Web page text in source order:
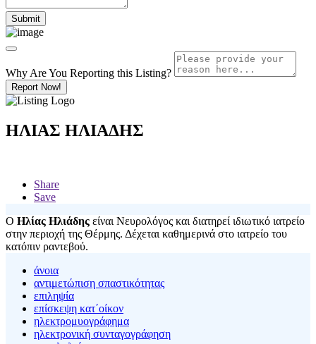
Why Are You Reporting this Listing?
Report Now!
ΗΛΙΑΣ ΗΛΙΑΔΗΣ
Share
Save
O Ηλίας Ηλιάδης είναι Νευρολόγος και διατηρεί ιδιωτικό ιατρείο
στην περιοχή της Θέρμης. Δέχεται καθημερινά στο ιατρείο του
κατόπιν ραντεβού.
άνοια
αντιμετώπιση σπαστικότητας
επιληψία
επίσκεψη κατ΄οίκον
ηλεκτρομυογράφημα
ηλεκτρονική συνταγογράφηση